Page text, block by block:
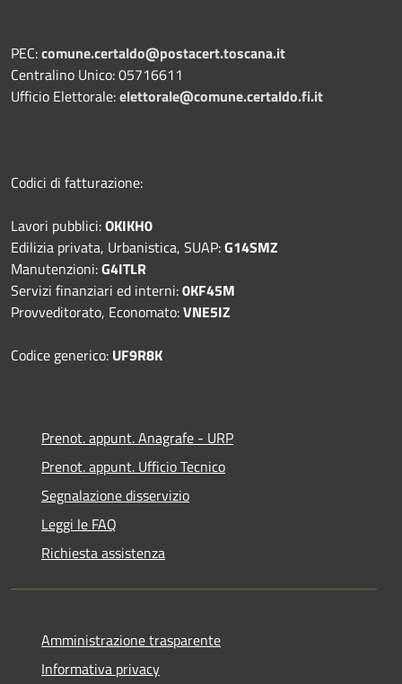
PEC:comune.certaldo@postacert.toscana.it
Centralino Unico: 05716611
Ufficio Elettorale:elettorale@comune.certaldo.fi.it
Codici di fatturazione:
Lavori pubblici:OKIKH0
Edilizia privata, Urbanistica, SUAP:G14SMZ
Manutenzioni:G4ITLR
Servizi finanziari ed interni:0KF45M
Provveditorato, Economato:VNE5IZ
Codice generico: UF9R8K
Prenot. appunt. Anagrafe - URP
Prenot. appunt. Ufficio Tecnico
Segnalazione disservizio
Leggi le FAQ
Richiesta assistenza
Amministrazione trasparente
Informativa privacy